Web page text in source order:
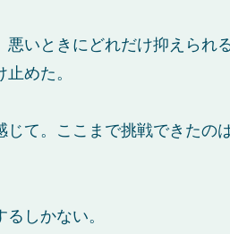
いときにどれだけ抑えられ
めた。
て。ここまで挑戦できたの
しかない。